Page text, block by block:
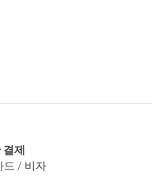
제
드 / 비자